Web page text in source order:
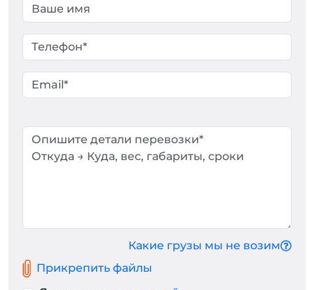
Прикрепить файлы
Какие грузы мы не возим